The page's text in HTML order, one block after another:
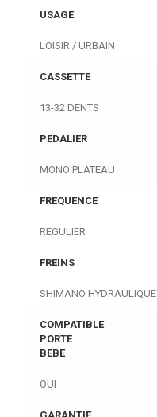
USAGE
LOISIR / URBAIN
CASSETTE
13-32 DENTS
PEDALIER
MONO PLATEAU
FREQUENCE
REGULIER
FREINS
SHIMANO HYDRAULIQUE
COMPATIBLE
PORTE
BEBE
OUI